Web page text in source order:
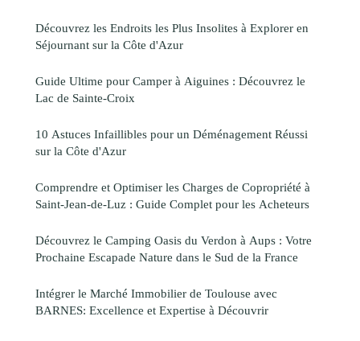
Découvrez les Endroits les Plus Insolites à Explorer en
Séjournant sur la Côte d'Azur
Guide Ultime pour Camper à Aiguines : Découvrez le
Lac de Sainte-Croix
10 Astuces Infaillibles pour un Déménagement Réussi
sur la Côte d'Azur
Comprendre et Optimiser les Charges de Copropriété à
Saint-Jean-de-Luz : Guide Complet pour les Acheteurs
Découvrez le Camping Oasis du Verdon à Aups : Votre
Prochaine Escapade Nature dans le Sud de la France
Intégrer le Marché Immobilier de Toulouse avec
BARNES: Excellence et Expertise à Découvrir